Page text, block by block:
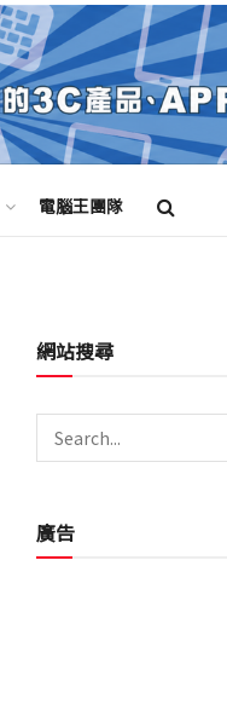
電腦王團隊
網站搜尋
廣告